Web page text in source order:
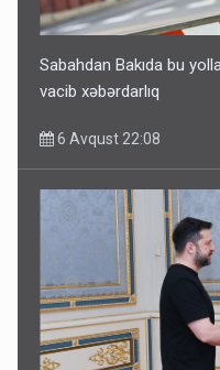
Sabahdan Bakıda bu
vacib xəbərdarlıq
6 Avqust 22:08